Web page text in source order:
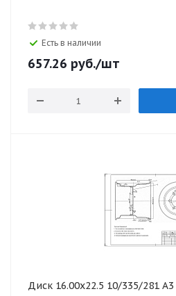
Есть в наличии
657.26 руб./шт
Диск 16.00х22.5 10/335/281